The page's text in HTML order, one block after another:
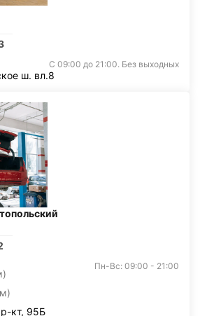
С 09:00 до 21:00. Без выходных
ш. вл.8
Пн-Вс: 09:00 - 21:00
кт, 95Б